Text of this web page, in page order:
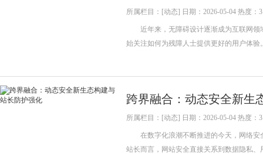
所属栏目：[动态] 日期：2026-05-04 热度：3
近年来，无障碍设计逐渐成为互联网领
始关注如何为残障人士提供更好的用户体
跨界融合：动态安全新生
所属栏目：[动态] 日期：2026-05-04 热度：3
在数字化浪潮不断推进的今天，网络安
站长而言，网站安全直接关系到数据隐私